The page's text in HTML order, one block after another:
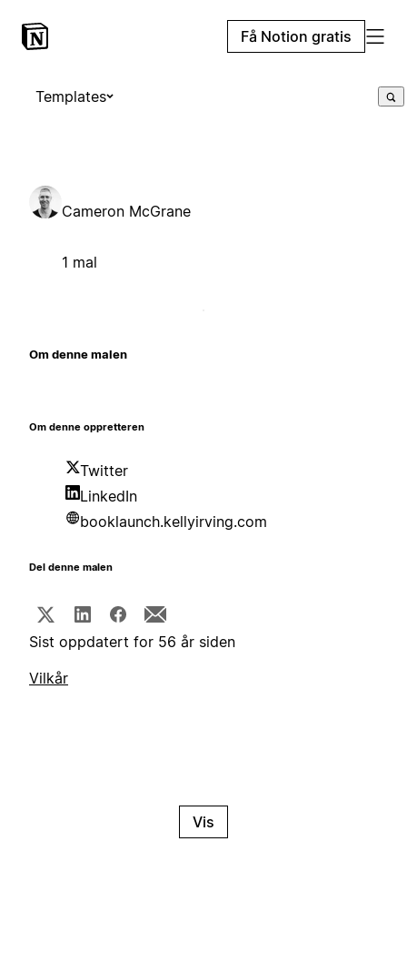
Få Notion gratis
Templates
Cameron McGrane
1 mal
Om denne malen
Om denne oppretteren
Twitter
LinkedIn
booklaunch.kellyirving.com
Del denne malen
Sist oppdatert for 56 år siden
Vilkår
Vis